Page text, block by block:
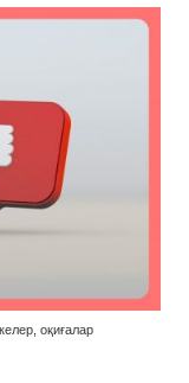
оқиғалар